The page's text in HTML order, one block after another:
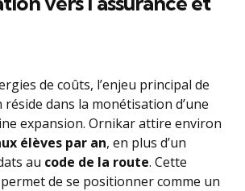
de coûts, l’enjeu principal de
dans la monétisation d’une
expansion. Ornikar attire environ
élèves par an, en plus d’un
au code de la route. Cette
de se positionner comme un